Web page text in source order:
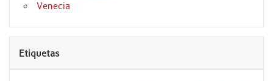
Venecia
Etiquetas